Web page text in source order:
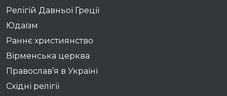
Релігій Давньої Греції
Юдаїзм
Раннє християнство
Вірменська церква
Православ’я в Україні
Східні релігії